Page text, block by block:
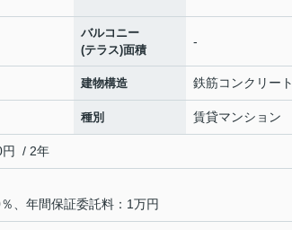
バルコニー
(テラス)面積
-
建物構造 鉄筋コンクリート
種別 賃貸マンション
円 / 2年
、年間保証委託料：1万円